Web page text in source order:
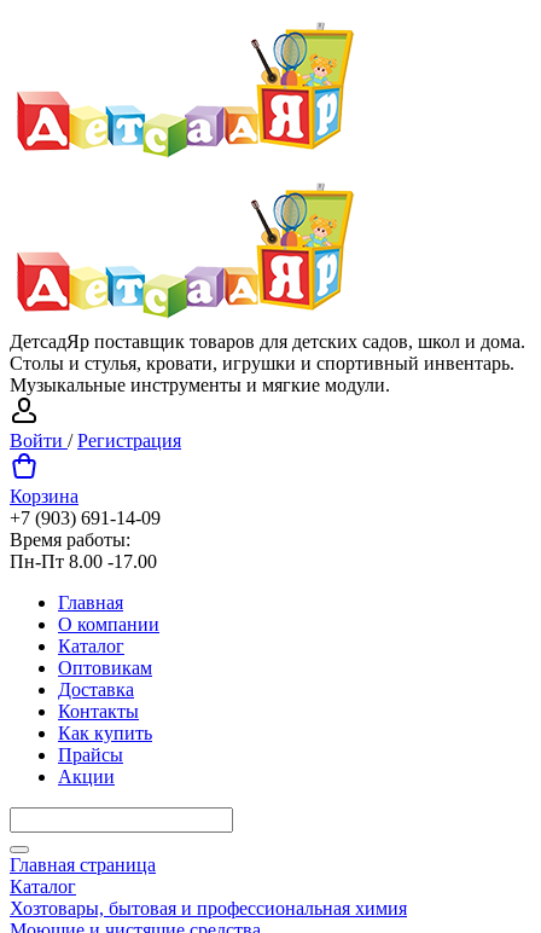
ДетсадЯр поставщик товаров для детских садов, школ и дома.
Столы и стулья, кровати, игрушки и спортивный инвентарь.
Музыкальные инструменты и мягкие модули.
Войти /Регистрация
Корзина
+7 (903) 691-14-09
Время работы:
Пн-Пт 8.00 -17.00
Главная
О компании
Каталог
Оптовикам
Доставка
Контакты
Как купить
Прайсы
Акции
Главная страница
Каталог
Хозтовары, бытовая и профессиональная химия